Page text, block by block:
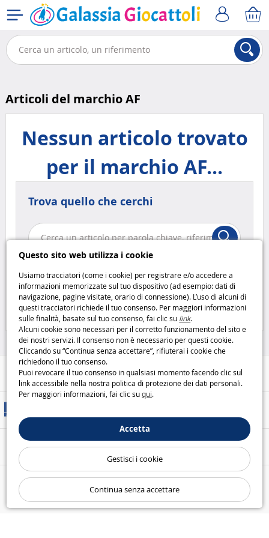
Questo sito web utilizza i cookie
Usiamo tracciatori (come i cookie) per registrare e/o accedere a
informazioni memorizzate sul tuo dispositivo (ad esempio: dati di
navigazione, pagine visitate, orario di connessione). L’uso di alcuni di
questi tracciatori richiede il tuo consenso. Per maggiori informazioni
sulle finalità, basate sul tuo consenso, fai clic su link.
Alcuni cookie sono necessari per il corretto funzionamento del sito e
dei nostri servizi. Il consenso non è necessario per questi cookie.
Cliccando su “Continua senza accettare”, rifiuterai i cookie che
richiedono il tuo consenso.
Puoi revocare il tuo consenso in qualsiasi momento facendo clic sul
link accessibile nella nostra politica di protezione dei dati personali.
Per maggiori informazioni, fai clic suqui.
Accetta
Gestisci i cookie
Continua senza accettare
Articoli del marchio AF
Nessun articolo trovato
per il marchio AF...
Trova quello che cerchi
TORNA ALLA HOME PAGE
Aiuto / Contatti
Pagamento sicuro